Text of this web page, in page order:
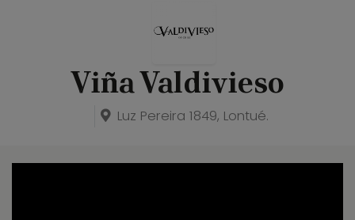
Viña Valdivieso
Luz Pereira 1849, Lontué.